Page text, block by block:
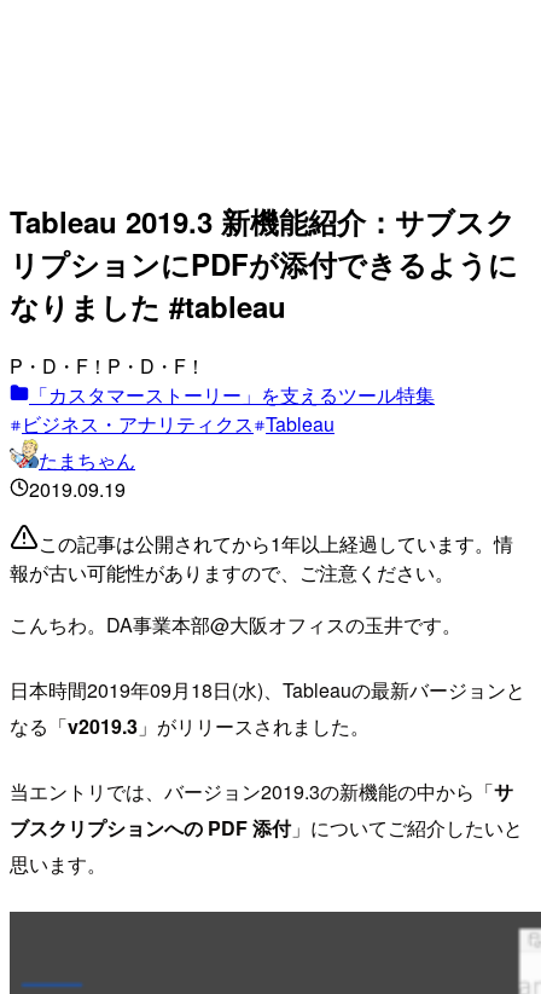
Tableau 2019.3 新機能紹介：サブスク
リプションにPDFが添付できるように
なりました #tableau
P・D・F！P・D・F！
「カスタマーストーリー」を支えるツール特集
ビジネス・アナリティクス Tableau
たまちゃん
2019.09.19
この記事は公開されてから1年以上経過しています。情
報が古い可能性がありますので、ご注意ください。
こんちわ。DA事業本部@大阪オフィスの玉井です。
日本時間2019年09月18日(水)、Tableauの最新バージョンと
なる「v2019.3 」がリリースされました。
当エントリでは、バージョン2019.3の新機能の中から「サ
ブスクリプションへの PDF 添付」についてご紹介したいと
思います。